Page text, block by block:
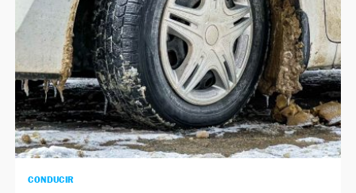
CONDUCIR